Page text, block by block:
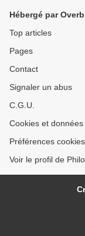
Hébergé par
Top articles
Pages
Contact
Signaler un abus
C.G.U.
Cookies et
Préférences cookies
Voir le profil de